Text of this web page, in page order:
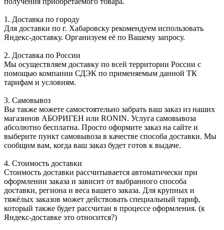
1. Доставка по городу
Для доставки по г. Хабаровску рекомендуем использовать
Яндекс-доставку. Организуем её по Вашему запросу.
2. Доставка по России
Мы осуществляем доставку по всей территории России с
помощью компании СДЭК по применяемым данной ТК
тарифам и условиям.
3. Самовывоз
Вы также можете самостоятельно забрать ваш заказ из наших
магазинов АБОРИГЕН или RONIN. Услуга самовывоза
абсолютно бесплатна. Просто оформите заказ на сайте и
выберите пункт самовывоза в качестве способа доставки. Мы
сообщим вам, когда ваш заказ будет готов к выдаче.
4. Стоимость доставки
Стоимость доставки рассчитывается автоматически при
оформлении заказа и зависит от выбранного способа
доставки, региона и веса вашего заказа. Для крупных и
тяжёлых заказов может действовать специальный тариф,
который также будет рассчитан в процессе оформления. (к
Яндекс-доставке это относится?)